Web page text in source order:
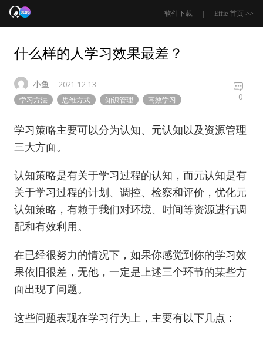
软件下载 | Effie 首页 >>
什么样的人学习效果最差？
小鱼
2021-12-13
学习方法
思维方式 知识管理 高效学习 0
学习策略主要可以分为认知、元认知以及资源管理
三大方面。
认知策略是有关于学习过程的认知，而元认知是有
关于学习过程的计划、调控、检察和评价，优化元
认知策略，有赖于我们对环境、时间等资源进行调
配和有效利用。
在已经很努力的情况下，如果你感觉到你的学习效
果依旧很差，无他，一定是上述三个环节的某些方
面出现了问题。
这些问题表现在学习行为上，主要有以下几点：